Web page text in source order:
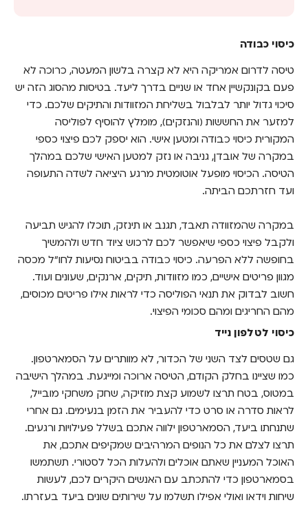
כיסוי לטלפון נייד
כיסוי מצב בריאותי קיים
כיסוי איתור, חילוץ והצלה
לא תאמינו באיזו מהירות תמצאו ביטוח נסיעות
לחו"ל לדרום אמריקה
כיסוי כבודה
טיסה לדרום אמריקה היא לא קצרה בלשון המעטה, כרוכה לא
פעם בקונקשיין אחד או שניים בדרך ליעד. בטיסות מהסוג הזה יש
סיכוי גדול יותר לבלבול בשליחת המזוודות והתיקים שלכם. כדי
למזער את החששות (והנזקים), מומלץ להוסיף לפוליסה
המקורית כיסוי כבודה ומטען אישי. הוא יספק לכם פיצוי כספי
במקרה של אובדן, גניבה או נזק למטען האישי שלכם במהלך
הטיסה. הכיסוי מופעל אוטומטית מרגע היציאה לשדה התעופה
ועד חזרתכם הביתה.
במקרה שהמזוודה תאבד, תגנב או תינזק, תוכלו להגיש תביעה
ולקבל פיצוי כספי שיאפשר לכם לרכוש ציוד חדש ולהמשיך
בחופשה ללא הפרעה. כיסוי כבודה בביטוח נסיעות לחו"ל מכסה
מגוון פריטים אישיים, כמו מזוודות, תיקים, ארנקים, שעונים ועוד.
חשוב לבדוק את תנאי הפוליסה כדי לראות אילו פריטים מכוסים,
מהם החריגים ומהם סכומי הפיצוי.
כיסוי לטלפון נייד
גם שטסים לצד השני של הכדור, לא מוותרים על הסמארטפון.
כמו שציינו בחלק הקודם, הטיסה ארוכה ומייגעת. במהלך הישיבה
במטוס, בטח תרצו לשמוע קצת מוזיקה, שחק משחקי מובייל,
לראות סדרה או סרט כדי להעביר את הזמן בנעימים. גם אחרי
שתנחתו ביעד, הסמארטפון ילווה אתכם בשלל פעילויות ורגעים.
תרצו לצלם את כל הנופים המרהיבים שמקיפים אתכם, את
האוכל המעניין שאתם אוכלים ולהעלות הכל לסטורי. תשתמשו
בסמארטפון כדי להתכתב עם האנשים היקרים לכם, לעשות
שיחות וידאו ואולי אפילו תשלמו על שירותים שונים ביעד בעזרתו.